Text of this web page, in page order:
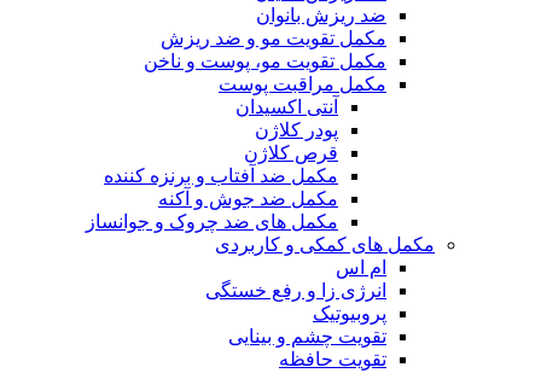
ضد ریزش بانوان
مکمل تقویت مو و ضد ریزش
مکمل تقویت مو، پوست و ناخن
مکمل مراقبت پوست
آنتی اکسیدان
پودر کلاژن
قرص کلاژن
مکمل ضد آفتاب و برنزه کننده
مکمل ضد جوش و آکنه
مکمل های ضد چروک و جوانساز
مکمل های کمکی و کاربردی
ام اس
انرژی زا و رفع خستگی
پروبیوتیک
تقویت چشم و بینایی
تقویت حافظه